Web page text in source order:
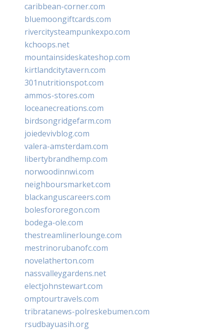
caribbean-corner.com
bluemoongiftcards.com
rivercitysteampunkexpo.com
kchoops.net
mountainsideskateshop.com
kirtlandcitytavern.com
301nutritionspot.com
ammos-stores.com
loceanecreations.com
birdsongridgefarm.com
joiedevivblog.com
valera-amsterdam.com
libertybrandhemp.com
norwoodinnwi.com
neighboursmarket.com
blackanguscareers.com
bolesfororegon.com
bodega-ole.com
thestreamlinerlounge.com
mestrinorubanofc.com
novelatherton.com
nassvalleygardens.net
electjohnstewart.com
omptourtravels.com
tribratanews-polreskebumen.com
rsudbayuasih.org